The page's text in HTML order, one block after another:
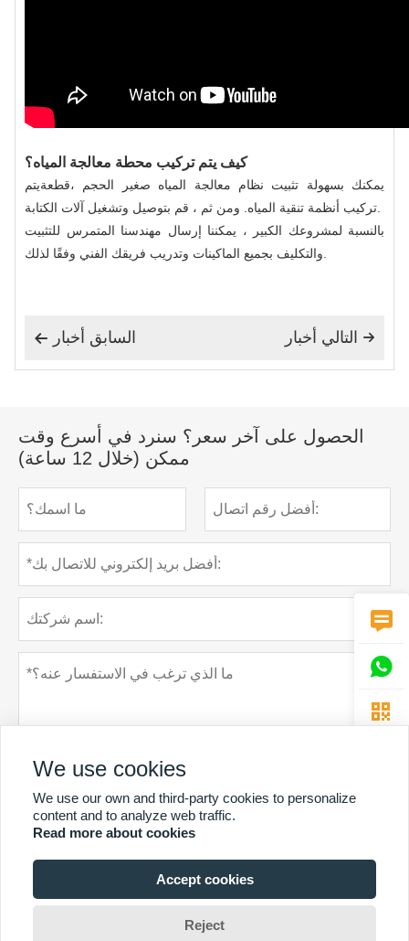
كيف يتم تركيب محطة معالجة المياه؟
يمكنك بسهولة تثبيت نظام معالجة المياه صغير الحجم ،قطعةيتم
بالنسبة لمشروعك الكبير ، يمكننا إرسال مهندسنا المتمرس للتثبيت
 السابق أخبار  التالي أخبار
الحصول على آخر سعر؟ سنرد في أسرع وقت
ممكن (خلال 12 ساعة)
تقدم سياسة خاصة



We use cookies
We use our own and third-party cookies to personalize
content and to analyze web traffic.
Read more about cookies
Accept cookies
Reject